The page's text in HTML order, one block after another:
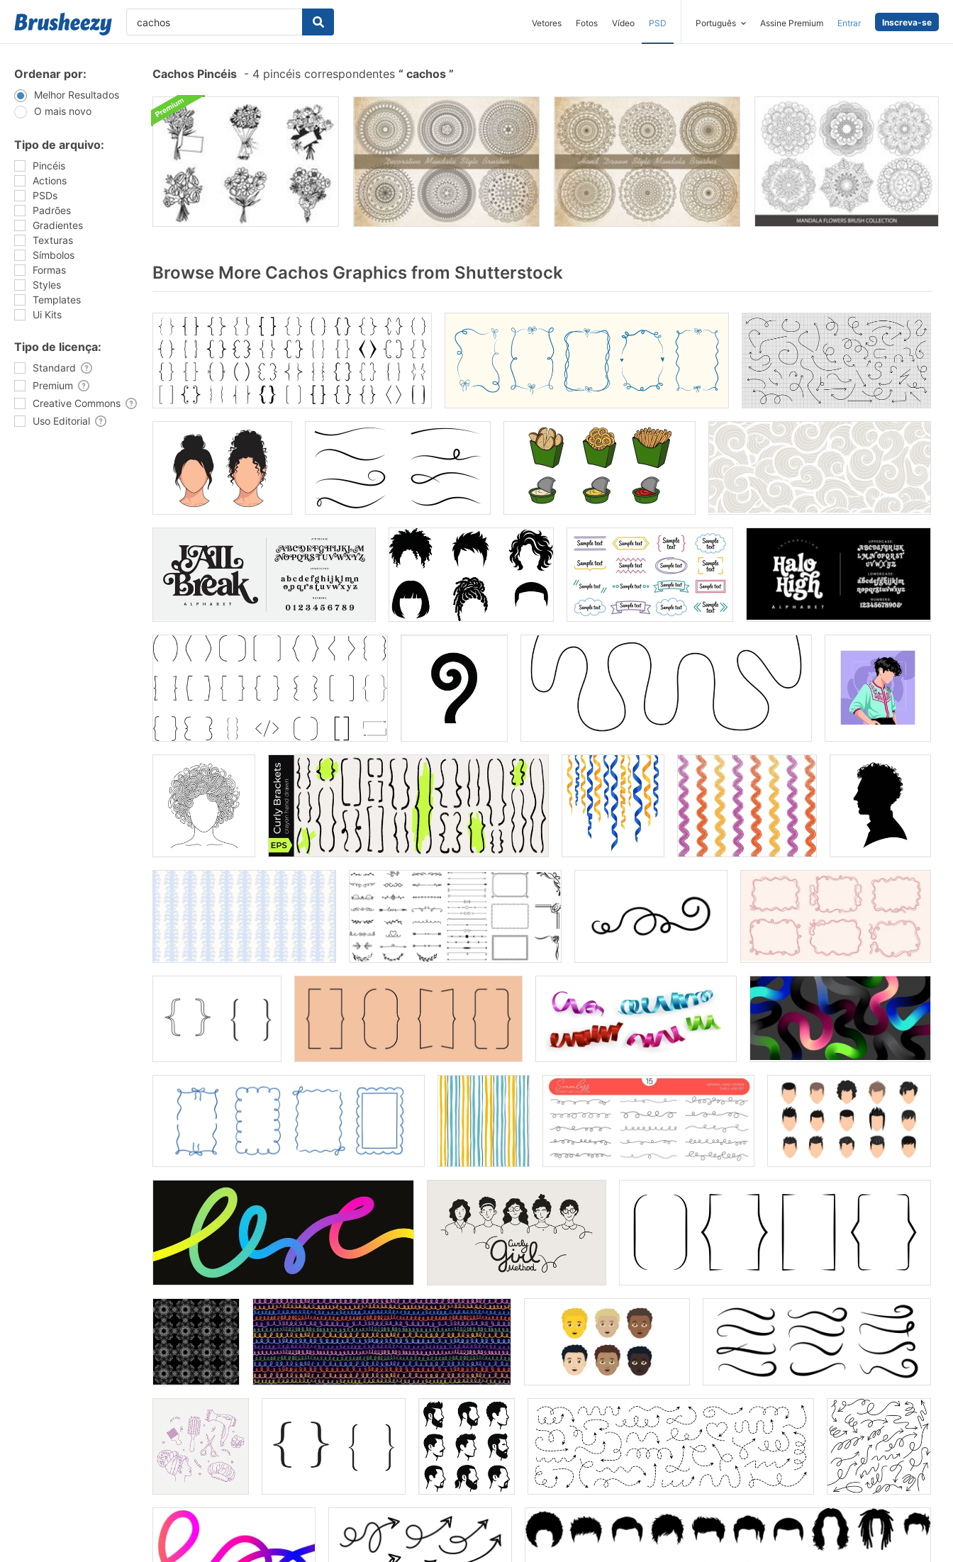
Vetores Fotos Vídeo PSD Português Assine Premium Entrar Inscreva-se
Ordenar por:
Melhor Resultados
O mais novo
Tipo de arquivo:
Pincéis
Actions
PSDs
Padrões
Gradientes
Texturas
Símbolos
Formas
Styles
Templates
Ui Kits
Tipo de licença:
Standard
Premium
Creative Commons
Uso Editorial
Cachos Pincéis - 4 pincéis correspondentes cachos
Browse More Cachos Graphics from Shutterstock